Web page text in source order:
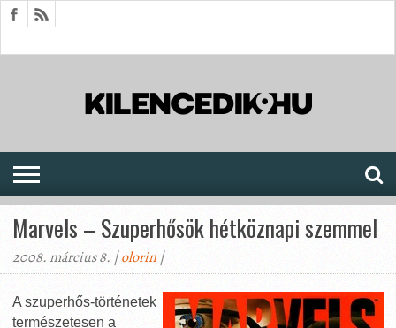
Marvels – Szuperhősök hétköznapi szemmel
2008. március 8. |olorin |
A szuperhős-történetek
természetesen a